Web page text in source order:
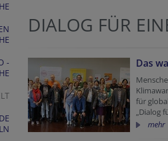
-
DIALOG FÜR
Das
für
„Dialog
mehr